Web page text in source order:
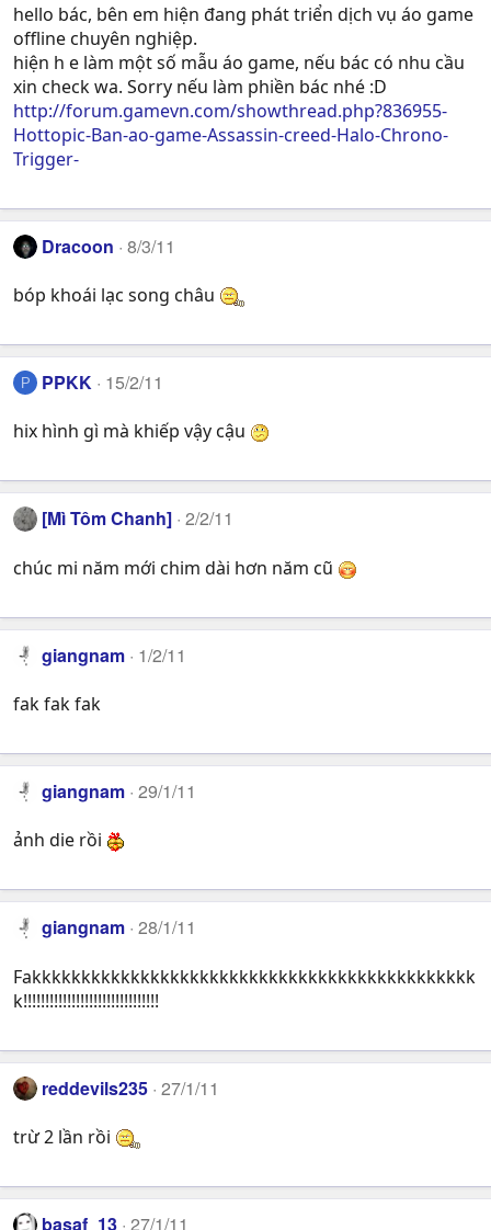
hello bác, bên em hiện đang phát triển dịch vụ áo game
offline chuyên nghiệp.
hiện h e làm một số mẫu áo game, nếu bác có nhu cầu
xin check wa. Sorry nếu làm phiền bác nhé :D
http://forum.gamevn.com/showthread.php?836955-
Hottopic-Ban-ao-game-Assassin-creed-Halo-Chrono-
Trigger-
Dracoon 8/3/11
bóp khoái lạc song châu
P PPKK 15/2/11
hix hình gì mà khiếp vậy cậu
[Mì Tôm Chanh] 2/2/11
chúc mi năm mới chim dài hơn năm cũ
giangnam 1/2/11
fak fak fak
giangnam 29/1/11
ảnh die rồi
giangnam 28/1/11
Fakkkkkkkkkkkkkkkkkkkkkkkkkkkkkkkkkkkkkkkkkkkkk
k!!!!!!!!!!!!!!!!!!!!!!!!!!!!!!!
reddevils235 27/1/11
trừ 2 lần rồi
basaf_13 27/1/11